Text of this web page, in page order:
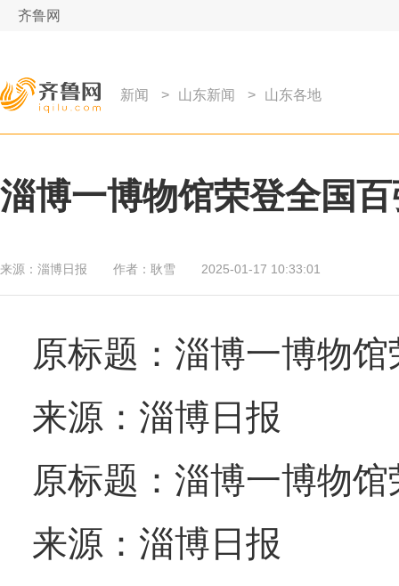
齐鲁网
新闻 > 山东新闻 > 山东各地
淄博一博物馆荣登全国
来源： 淄博日报 作者： 耿雪 2025-01-17 10:33:01
原标题：淄博一博物
来源：淄博日报
原标题：淄博一博物
来源：淄博日报